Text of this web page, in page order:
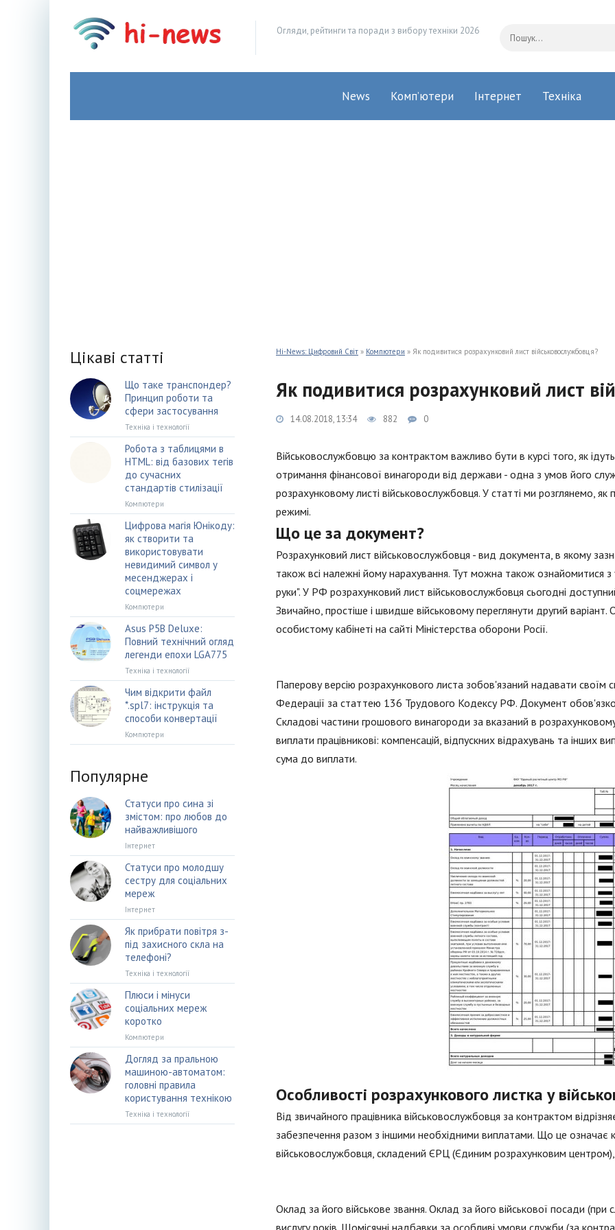
Огляди, рейтинги та поради з вибору техніки 2026
News Комп’ютери Інтернет Техніка
Hi-News: Цифровий Світ » Компютери » Як подивитися розрахунковий лист військовослужбовця?
Як подивитися розрахунковий лист
14.08.2018, 13:34 882 0
Військовослужбовцю за контрактом важливо бути в курсі того, як
отримання фінансової винагороди від держави - одна з умов його
розрахунковому листі військовослужбовця. У статті ми розглянемо,
режимі.
Що це за документ?
Розрахунковий лист військовослужбовця - вид документа, в якому
також всі належні йому нарахування. Тут можна також ознайомитися
руки". У РФ розрахунковий лист військовослужбовця сьогодні
Звичайно, простіше і швидше військовому переглянути другий
особистому кабінеті на сайті Міністерства оборони Росії.
Паперову версію розрахункового листа зобов'язаний надавати своїм
Федерації за статтею 136 Трудового Кодексу РФ. Документ
Складові частини грошового винагороди за вказаний в
виплати працівникові: компенсацій, відпускних відрахувань та інших
сума до виплати.
Особливості розрахункового листка у
Від звичайного працівника військовослужбовця за контрактом
забезпечення разом з іншими необхідними виплатами. Що це означає
військовослужбовця, складений ЄРЦ (Єдиним розрахунковим центром),
Оклад за його військове звання. Оклад за його військової посади
вислугу років. Щомісячні надбавки за особливі умови служби (за
Цікаві статті
Що таке транспондер?
Принцип роботи та
сфери застосування
Техніка і технології
Робота з таблицями в
HTML: від базових тегів
до сучасних
стандартів стилізації
Компютери
Цифрова магія Юнікоду:
як створити та
використовувати
невидимий символ у
месенджерах і
соцмережах
Компютери
Asus P5B Deluxe:
Повний технічний огляд
легенди епохи LGA775
Техніка і технології
Чим відкрити файл
*.spl7: інструкція та
способи конвертації
Компютери
Популярне
Статуси про сина зі
змістом: про любов до
найважливішого
Інтернет
Статуси про молодшу
сестру для соціальних
мереж
Інтернет
Як прибрати повітря з-
під захисного скла на
телефоні?
Техніка і технології
Плюси і мінуси
соціальних мереж
коротко
Компютери
Догляд за пральною
машиною-автоматом:
головні правила
користування технікою
Техніка і технології